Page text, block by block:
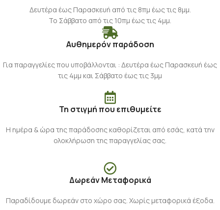
Δευτέρα έως Παρασκευή από τις 8πμ έως τις 8μμ.
Το Σάββατο από τις 10πμ έως τις 4μμ.
Αυθημερόν παράδοση
Για παραγγελίες που υποβάλλονται : Δευτέρα έως Παρασκευή έως
τις 4μμ και Σάββατο έως τις 3μμ
Τη στιγμή που επιθυμείτε
Η ημέρα & ώρα της παράδοσης καθορίζεται από εσάς, κατά την
ολοκλήρωση της παραγγελίας σας.
Δωρεάν Μεταφορικά
Παραδίδουμε δωρεάν στο χώρο σας. Χωρίς μεταφορικά έξοδα.